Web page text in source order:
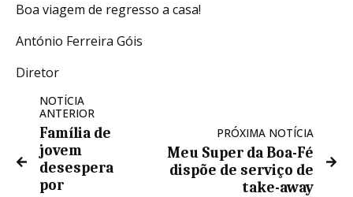
Boa viagem de regresso a casa!
António Ferreira Góis
Diretor
NOTÍCIA
ANTERIOR
Família de
jovem
desespera
por
PRÓXIMA NOTÍCIA
Meu Super da Boa-Fé
dispõe de serviço de
take-away